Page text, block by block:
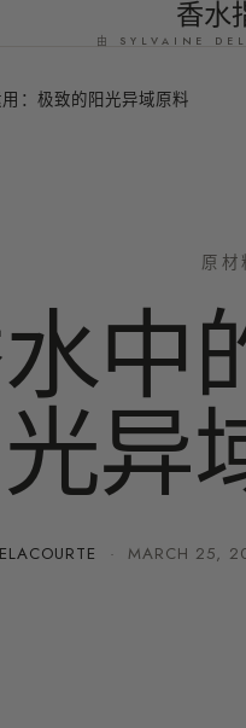
香水
由 SYLVAINE
：极致的阳光异域原料
原材
中
异
· MARCH 25,